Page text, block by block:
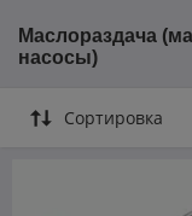
Маслораздача
насосы)
Сортировка